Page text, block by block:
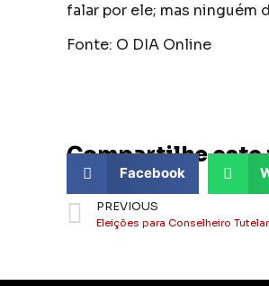
falar por ele; mas ninguém
Fonte: O DIA Online
Compartilhe este
Facebook
PREVIOUS